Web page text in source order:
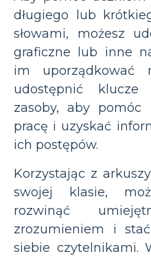
długiego lub
słowami, możesz
graficzne lub inne
im uporządkować
udostępnić
zasoby, aby pomóc
pracę i uzyskać
ich postępów.
Korzystając z
swojej klasie,
rozwinąć
zrozumieniem i
siebie czytelnikami.